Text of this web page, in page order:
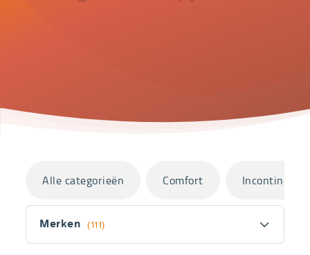
Filter
Merken (111)
Alle categorieën Comfort Incontinentie